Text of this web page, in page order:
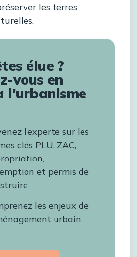
les terres
élue ?
vous en
l'urbanisme
l’experte sur les
clés PLU, ZAC,
et permis de
les enjeux de
urbain